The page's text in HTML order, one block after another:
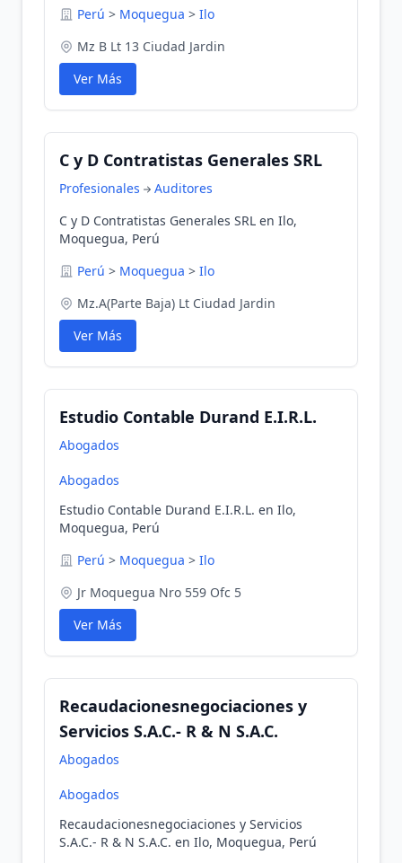
Perú > Moquegua > Ilo
Mz B Lt 13 Ciudad Jardin
Ver Más
C y D Contratistas Generales SRL
Profesionales
Auditores
C y D Contratistas Generales SRL en Ilo,
Moquegua, Perú
Perú > Moquegua > Ilo
Mz.A(Parte Baja) Lt Ciudad Jardin
Ver Más
Estudio Contable Durand E.I.R.L.
Abogados
Abogados
Estudio Contable Durand E.I.R.L. en Ilo,
Moquegua, Perú
Perú > Moquegua > Ilo
Jr Moquegua Nro 559 Ofc 5
Ver Más
Recaudacionesnegociaciones y
Servicios S.A.C.- R & N S.A.C.
Abogados
Abogados
Recaudacionesnegociaciones y Servicios
S.A.C.- R & N S.A.C. en Ilo, Moquegua, Perú